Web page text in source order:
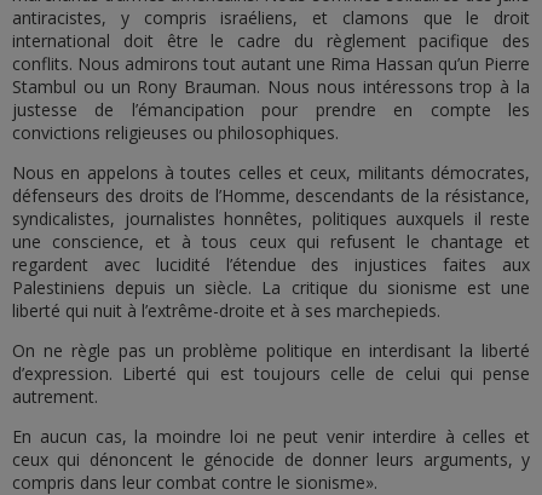
antiracistes, y compris israéliens, et clamons que le droit
international doit être le cadre du règlement pacifique des
conflits. Nous admirons tout autant une Rima Hassan qu’un Pierre
Stambul ou un Rony Brauman. Nous nous intéressons trop à la
justesse de l’émancipation pour prendre en compte les
convictions religieuses ou philosophiques.
Nous en appelons à toutes celles et ceux, militants démocrates,
défenseurs des droits de l’Homme, descendants de la résistance,
syndicalistes, journalistes honnêtes, politiques auxquels il reste
une conscience, et à tous ceux qui refusent le chantage et
regardent avec lucidité l’étendue des injustices faites aux
Palestiniens depuis un siècle. La critique du sionisme est une
liberté qui nuit à l’extrême-droite et à ses marchepieds.
On ne règle pas un problème politique en interdisant la liberté
d’expression. Liberté qui est toujours celle de celui qui pense
autrement.
En aucun cas, la moindre loi ne peut venir interdire à celles et
ceux qui dénoncent le génocide de donner leurs arguments, y
compris dans leur combat contre le sionisme».